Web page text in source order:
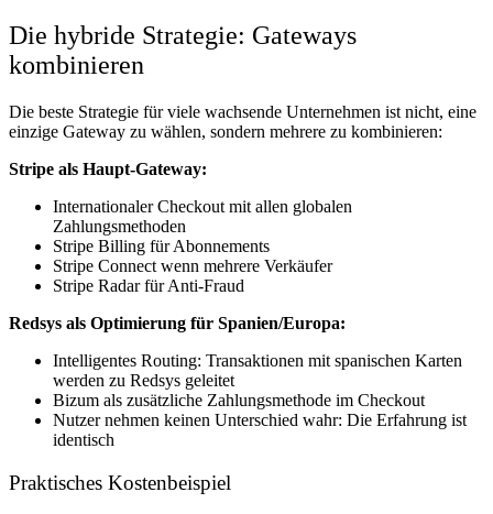
Die hybride Strategie: Gateways
kombinieren
Die beste Strategie für viele wachsende Unternehmen ist nicht, eine
einzige Gateway zu wählen, sondern mehrere zu kombinieren:
Stripe als Haupt-Gateway:
Internationaler Checkout mit allen globalen
Zahlungsmethoden
Stripe Billing für Abonnements
Stripe Connect wenn mehrere Verkäufer
Stripe Radar für Anti-Fraud
Redsys als Optimierung für Spanien/Europa:
Intelligentes Routing: Transaktionen mit spanischen Karten
werden zu Redsys geleitet
Bizum als zusätzliche Zahlungsmethode im Checkout
Nutzer nehmen keinen Unterschied wahr: Die Erfahrung ist
identisch
Praktisches Kostenbeispiel